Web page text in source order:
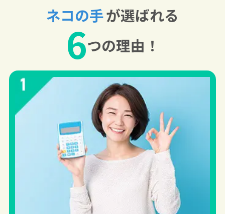
ネコの手が選ばれる
6つの理由！